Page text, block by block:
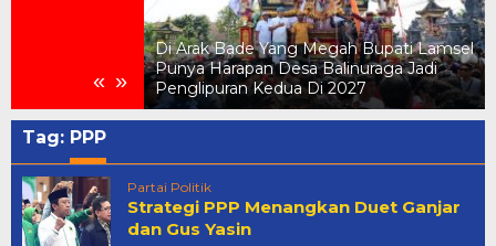
« »
Di Arak Bade Yang Megah Bupati Lamsel
Punya Harapan Desa Balinuraga Jadi
Penglipuran Kedua Di 2027
Tag: PPP
Partai Politik
Strategi PPP Menangkan Duet Ganjar
dan Gus Yasin